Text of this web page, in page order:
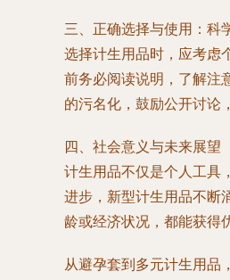
三、正确选择与使用：科
选择计生用品时，应考虑
前务必阅读说明，了解注
的污名化，鼓励公开讨论
四、社会意义与未来展望
计生用品不仅是个人工具
进步，新型计生用品不断
龄或经济状况，都能获得
从避孕套到多元计生用品